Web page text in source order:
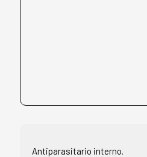
Antiparasitario interno.